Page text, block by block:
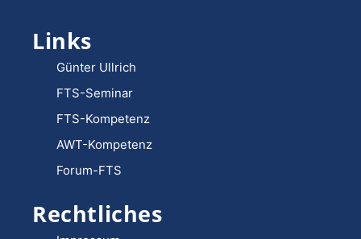
Links
Günter Ullrich
FTS-Seminar
FTS-Kompetenz
AWT-Kompetenz
Forum-FTS
Rechtliches